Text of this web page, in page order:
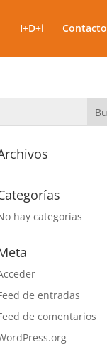
I+D+i Contacto
hay categorías
de entradas
de comentarios